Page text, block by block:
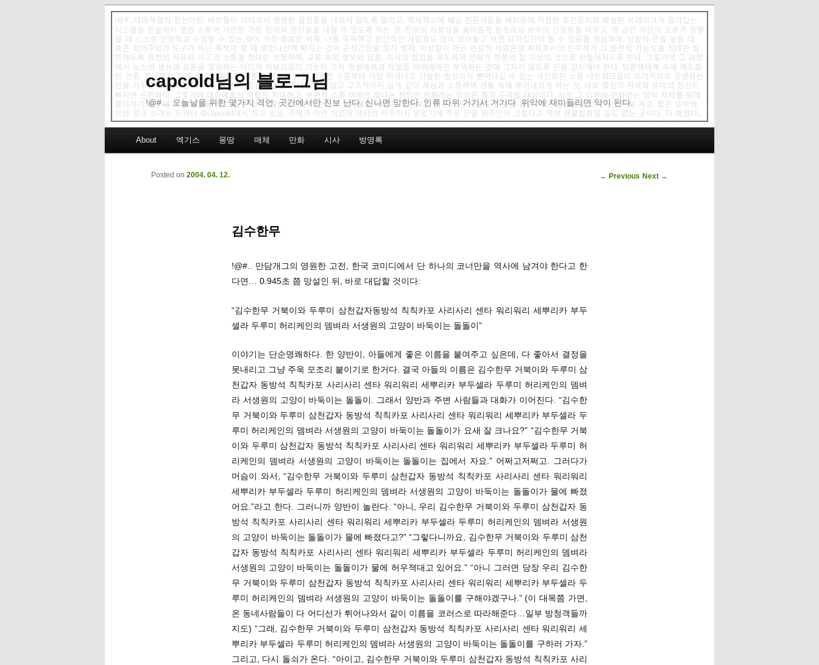
capcold님의 블로그님
!@#… 오늘날을 위한 몇가지 격언: 곳간에서만 진보 난다. 신나면 망한다. 인류 따위 거기서 거기다. 위악에 재미들리면 악이 된다.
Skip to primary content
Skip to secondary content
About 엑기스 몽땅 매체 만화 시사 방명록
Post navigation
← Previous Next →
김수한무
Posted on 2004. 04. 12.
!@#.. 만담개그의 영원한 고전, 한국 코미디에서 단 하나의 코너만을 역사에 남겨야 한다고 한
다면… 0.945초 쯤 망설인 뒤, 바로 대답할 것이다:
“김수한무 거북이와 두루미 삼천갑자동방석 칙칙카포 사리사리 센타 워리워리 세뿌리카 부두
셀라 두루미 허리케인의 뎀벼라 서생원의 고양이 바둑이는 돌돌이”
이야기는 단순명쾌하다. 한 양반이, 아들에게 좋은 이름을 붙여주고 싶은데, 다 좋아서 결정을
못내리고 그냥 주욱 모조리 붙이기로 한거다. 결국 아들의 이름은 김수한무 거북이와 두루미 삼
천갑자 동방석 칙칙카포 사리사리 센타 워리워리 세뿌리카 부두셀라 두루미 허리케인의 뎀벼
라 서생원의 고양이 바둑이는 돌돌이. 그래서 양반과 주변 사람들과 대화가 이어진다. “김수한
무 거북이와 두루미 삼천갑자 동방석 칙칙카포 사리사리 센타 워리워리 세뿌리카 부두셀라 두
루미 허리케인의 뎀벼라 서생원의 고양이 바둑이는 돌돌이가 요새 잘 크나요?” “김수한무 거북
이와 두루미 삼천갑자 동방석 칙칙카포 사리사리 센타 워리워리 세뿌리카 부두셀라 두루미 허
리케인의 뎀벼라 서생원의 고양이 바둑이는 돌돌이는 집에서 자요.” 어쩌고저쩌고. 그러다가
머슴이 와서, “김수한무 거북이와 두루미 삼천갑자 동방석 칙칙카포 사리사리 센타 워리워리
세뿌리카 부두셀라 두루미 허리케인의 뎀벼라 서생원의 고양이 바둑이는 돌돌이가 물에 빠졌
어요.”라고 한다. 그러니까 양반이 놀란다. “아니, 우리 김수한무 거북이와 두루미 삼천갑자 동
방석 칙칙카포 사리사리 센타 워리워리 세뿌리카 부두셀라 두루미 허리케인의 뎀벼라 서생원
의 고양이 바둑이는 돌돌이가 물에 빠졌다고?” “그렇다니까요, 김수한무 거북이와 두루미 삼천
갑자 동방석 칙칙카포 사리사리 센타 워리워리 세뿌리카 부두셀라 두루미 허리케인의 뎀벼라
서생원의 고양이 바둑이는 돌돌이가 물에 허우젹대고 있어요.” “아니 그러면 당장 우리 김수한
무 거북이와 두루미 삼천갑자 동방석 칙칙카포 사리사리 센타 워리워리 세뿌리카 부두셀라 두
루미 허리케인의 뎀벼라 서생원의 고양이 바둑이는 돌돌이를 구해야겠구나.” (이 대목쯤 가면,
온 동네사람들이 다 어디선가 튀어나와서 같이 이름을 코러스로 따라해준다…일부 방청객들까
지도) “그래, 김수한무 거북이와 두루미 삼천갑자 동방석 칙칙카포 사리사리 센타 워리워리 세
뿌리카 부두셀라 두루미 허리케인의 뎀벼라 서생원의 고양이 바둑이는 돌돌이를 구하러 가자.”
그리고, 다시 돌쇠가 온다. “아이고, 김수한무 거북이와 두루미 삼천갑자 동방석 칙칙카포 사리